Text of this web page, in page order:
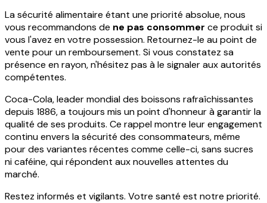
La sécurité alimentaire étant une priorité absolue, nous
vous recommandons de ne pas consommer ce produit si
vous l'avez en votre possession. Retournez-le au point de
vente pour un remboursement. Si vous constatez sa
présence en rayon, n'hésitez pas à le signaler aux autorités
compétentes.
Coca-Cola, leader mondial des boissons rafraîchissantes
depuis 1886, a toujours mis un point d'honneur à garantir la
qualité de ses produits. Ce rappel montre leur engagement
continu envers la sécurité des consommateurs, même
pour des variantes récentes comme celle-ci, sans sucres
ni caféine, qui répondent aux nouvelles attentes du
marché.
Restez informés et vigilants. Votre santé est notre priorité.